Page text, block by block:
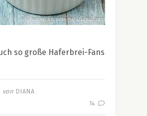
so große Haferbrei-Fans
von DIANA
14